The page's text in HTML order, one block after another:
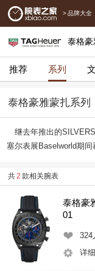
> 品牌大全
泰格豪
推荐 系列
泰格豪雅蒙扎系列
继去年推出的
塞尔表展Baselworld期
共2 款相关腕表
泰格豪
01
324
详